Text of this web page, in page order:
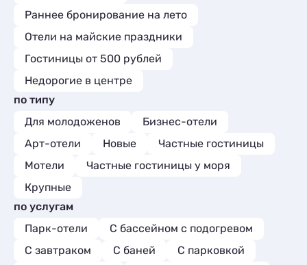
Раннее бронирование на лето
Отели на майские праздники
Гостиницы от 500 рублей
Недорогие в центре
по типу
Для молодоженов
Бизнес-отели
Арт-отели
Новые
Частные гостиницы
Мотели
Частные гостиницы у моря
Крупные
по услугам
Парк-отели
С бассейном с подогревом
С завтраком
С баней
С парковкой